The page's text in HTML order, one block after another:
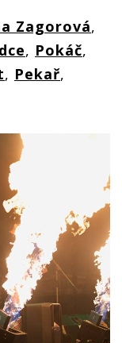
Zagorová,
, Pokáč,
, Pekař,